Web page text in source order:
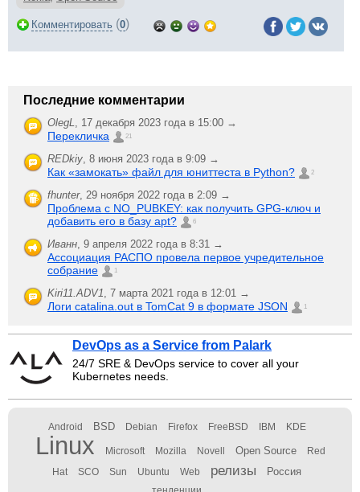
Комментировать (0)
Последние комментарии
OlegL, 17 декабря 2023 года в 15:00 →
Перекличка 21
REDkiy, 8 июня 2023 года в 9:09 →
Как «замокать» файл для юниттеста в Python? 2
fhunter, 29 ноября 2022 года в 2:09 →
Проблема с NO_PUBKEY: как получить GPG-ключ и
добавить его в базу apt?
6
Иванн, 9 апреля 2022 года в 8:31 →
Ассоциация РАСПО провела первое учредительное
собрание
1
Kiri11.ADV1, 7 марта 2021 года в 12:01 →
Логи catalina.out в TomCat 9 в формате JSON 1
DevOps as a Service from Palark
24/7 SRE & DevOps service to cover all your
Kubernetes needs.
Android BSD Debian Firefox FreeBSD IBM KDE
Linux Microsoft Mozilla Novell Open Source Red
Hat SCO Sun Ubuntu Web релизы Россия